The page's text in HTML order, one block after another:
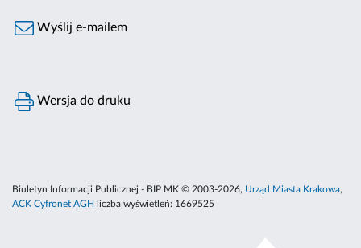
Wyślij e-mailem
Wersja do druku
Biuletyn Informacji Publicznej - BIP MK © 2003-2026, Urząd Miasta Krakowa,
ACK Cyfronet AGH
liczba wyświetleń: 1669525